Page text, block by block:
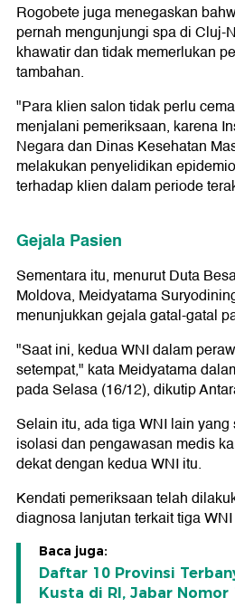
Rogobete juga menegaskan
pernah mengunjungi spa di Cluj-
khawatir dan tidak memerlukan
tambahan.
"Para klien salon tidak perlu
menjalani pemeriksaan, karena
Negara dan Dinas Kesehatan
melakukan penyelidikan
terhadap klien dalam periode
Gejala Pasien
Sementara itu, menurut Duta
Moldova, Meidyatama
menunjukkan gejala gatal-gatal
"Saat ini, kedua WNI dalam
setempat," kata Meidyatama
pada Selasa (16/12), dikutip
Selain itu, ada tiga WNI lain
isolasi dan pengawasan medis
dekat dengan kedua WNI itu.
Kendati pemeriksaan telah
diagnosa lanjutan terkait tiga
Baca juga:
Daftar 10 Provinsi
Kusta di RI, Jabar Nomor